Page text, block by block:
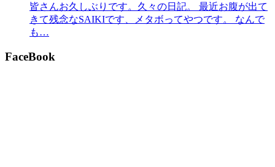
皆さんお久しぶりです。久々の日記。 最近お腹が出て
きて残念なSAIKIです、メタボってやつです。 なんで
も…
FaceBook